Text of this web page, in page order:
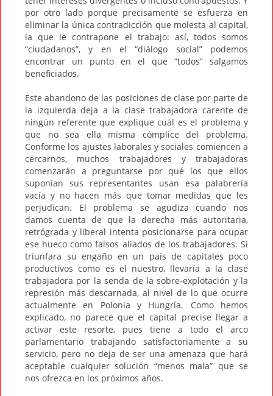
por otro lado porque precisamente se esfuerza en
eliminar la única contradicción que molesta al capital,
la que le contrapone el trabajo: así, todos somos
“ciudadanos”, y en el “diálogo social” podemos
encontrar un punto en el que “todos” salgamos
beneficiados.
Este abandono de las posiciones de clase por parte de
la izquierda deja a la clase trabajadora carente de
ningún referente que explique cuál es el problema y
que no sea ella misma cómplice del problema.
Conforme los ajustes laborales y sociales comiencen a
cercarnos, muchos trabajadores y trabajadoras
comenzarán a preguntarse por qué los que ellos
suponían sus representantes usan esa palabrería
vacía y no hacen más que tomar medidas que les
perjudican. El problema se agudiza cuando nos
damos cuenta de que la derecha más autoritaria,
retrógrada y liberal intenta posicionarse para ocupar
ese hueco como falsos aliados de los trabajadores. Si
triunfara su engaño en un país de capitales poco
productivos como es el nuestro, llevaría a la clase
trabajadora por la senda de la sobre-explotación y la
represión más descarnada, al nivel de lo que ocurre
actualmente en Polonia y Hungría. Como hemos
explicado, no parece que el capital precise llegar a
activar este resorte, pues tiene a todo el arco
parlamentario trabajando satisfactoriamente a su
servicio, pero no deja de ser una amenaza que hará
aceptable cualquier solución “menos mala” que se
nos ofrezca en los próximos años.